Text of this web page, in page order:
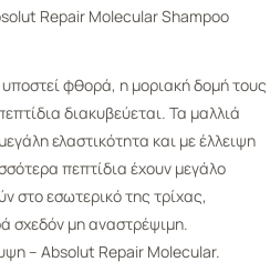
Repair MolecularShampoo
φθορά, η μοριακή δομή τους
διακυβεύεται. Τα μαλλιά
ελαστικότητα και με έλλειψη
πεπτίδια έχουν μεγάλο
στο εσωτερικό της τρίχας,
σχεδόν μη αναστρέψιμη.
– Absolut Repair Molecular.